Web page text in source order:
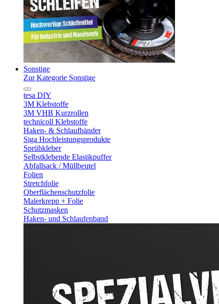
Sonstige
Zur Kategorie Sonstige
tesa DIY
3M Klebstoffe
3M VHB Kurzrollen
technicoll Klebstoffe
Haken- & Schlaufbänder
Siga Hochleistungsprodukte
Sprühkleber
Selbstklebende Elastikpuffer
Abfallsack / Müllbeutel
Folien
Stretchfolie
Oberflächenschutzfolie
Malerkrepp + Folie
Schutzmasken
Haken- und Schlaufenband